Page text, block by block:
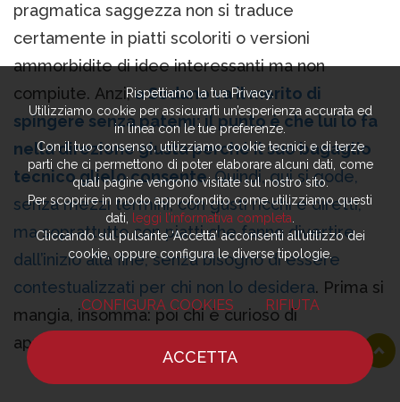
pragmatica saggezza non si traduce
certamente in piatti scoloriti o versioni
ammorbidite di idee interessanti ma non
compiute. Anzi,a Sodano va il merito di
spingere senza patemi: il punto è che lui lo fa
nella direzione giusta perché il suo bagaglio
tecnico glielo consente.Quindi, qui si gode,
senza mezzi termini, con gusti ricchi e diretti,
ma soprattutto con piatti che fanno divertire,
dall’inizio alla fine, senza bisogno di essere
contestualizzati per chi non lo desidera. Prima si
mangia, insomma: poi chi è curioso di
approfondire troverà pane per i suoi denti.
Rispettiamo la tua Privacy.
Utilizziamo cookie per assicurarti un’esperienza accurata ed
in linea con le tue preferenze.
Con il tuo consenso, utilizziamo cookie tecnici e di terze
parti che ci permettono di poter elaborare alcuni dati, come
quali pagine vengono visitate sul nostro sito.
Per scoprire in modo approfondito come utilizziamo questi
dati,
leggi l’informativa completa
Cliccando sul pulsante ‘Accetta’ acconsenti all’utilizzo dei
cookie, oppure configura le diverse tipologie.
CONFIGURA COOKIES RIFIUTA
ACCETTA